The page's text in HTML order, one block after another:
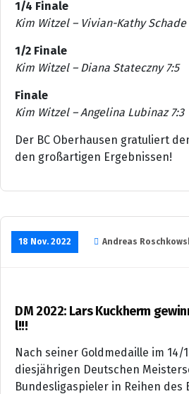
1/4 Finale
Kim Witzel – Vivian-Kathy Schade
1/2 Finale
Kim Witzel – Diana Stateczny 7:5
Finale
Kim Witzel – Angelina Lubinaz 7:3
Der BC Oberhausen gratuliert
den großartigen Ergebnissen!
18 Nov. 2022 Andreas
DM 2022: Lars Kuckherm
l!!!
Nach seiner Goldmedaille im 14/
diesjährigen Deutschen
Bundesligaspieler in Reihen des